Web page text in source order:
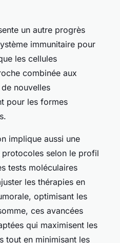
un autre progrès
immunitaire pour
les cellules
combinée aux
nouvelles
pour les formes
implique aussi une
selon le profil
tests moléculaires
les thérapies en
optimisant les
ces avancées
qui maximisent les
tout en minimisant les